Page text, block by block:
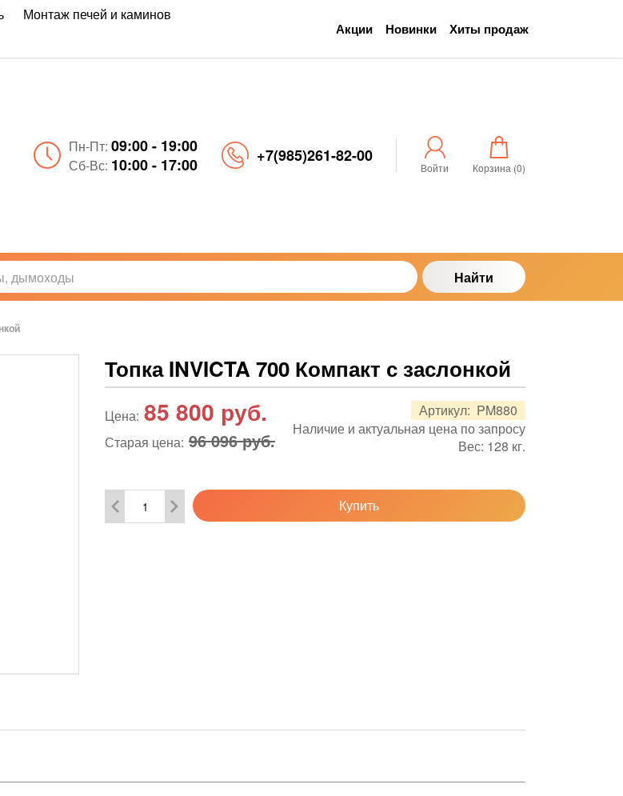
Монтаж печей и каминов
Акции Новинки Хиты продаж
Пн-Пт: 09:00 - 19:00
Сб-Вс: 10:00 - 17:00 +7(985)261-82-00
Войти Корзина (0)
Найти
Топка INVICTA 700 Компакт с заслонкой
Артикул: PM880
Наличие и актуальная цена по запросу
Вес: 128 кг.
Цена: 85 800 руб.
Старая цена: 96 096 руб.
Купить